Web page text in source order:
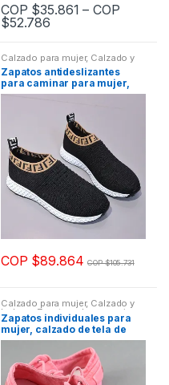
de
COP $35.861 –COP
$52.786
Este
tiene
múltiples
variantes.
opciones
se
pueden
elegir
de
Calzado para mujer, Calzado y
bolsos Zapatos planos mujer
Zapatos antideslizantes
para caminar para mujer,
zapatillas de deporte
COP $89.864 COP $105.731
Este
tiene
múltiples
variantes.
Las
opciones
Calzado para mujer, Calzado y
bolsos Zapatos planos mujer
Zapatos individuales para
mujer, calzado de tela de
Beijing viejo, zapatos de lona
vaquera, plantilla bordada a
mano pura, novedad de
verano